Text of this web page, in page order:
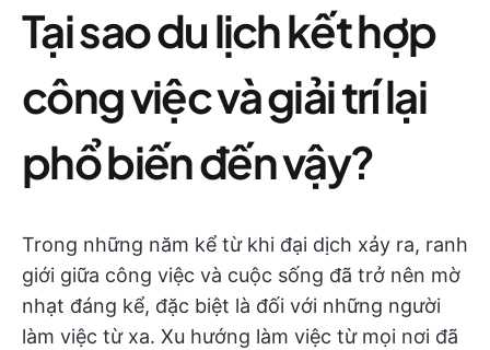
Tại sao du lịch kết hợp
công việc và giải trí lại
phổ biến đến vậy?
Trong những năm kể từ khi đại dịch xảy ra, ranh
giới giữa công việc và cuộc sống đã trở nên mờ
nhạt đáng kể, đặc biệt là đối với những người
làm việc từ xa. Xu hướng làm việc từ mọi nơi đã